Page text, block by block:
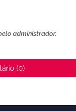
administrador.
(0)